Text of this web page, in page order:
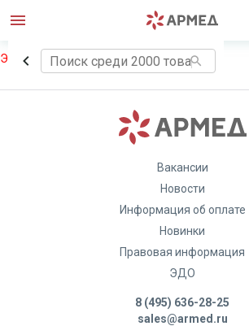
Элемент не найден!
Вакансии
Новости
Информация об оплате
Новинки
Правовая информация
ЭДО
8 (495) 636-28-25
sales@armed.ru